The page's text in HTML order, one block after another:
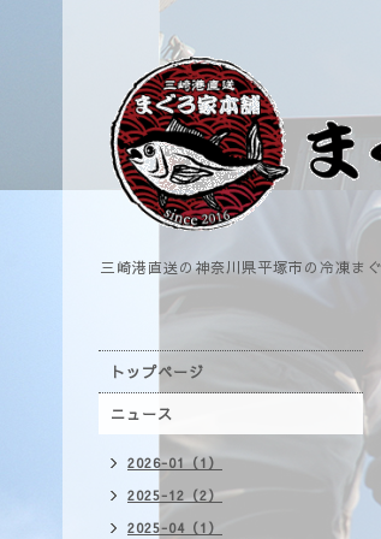
三崎港直送の神奈川県平塚市の冷凍ま
トップページ
ニュース
2026-01（1）
2025-12（2）
2025-04（1）